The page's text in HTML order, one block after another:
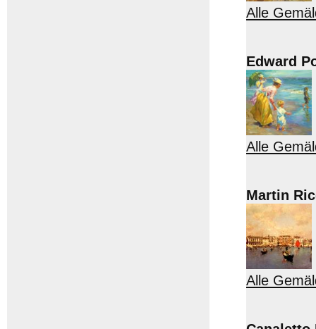
Alle
Edward
Alle
Martin
Alle